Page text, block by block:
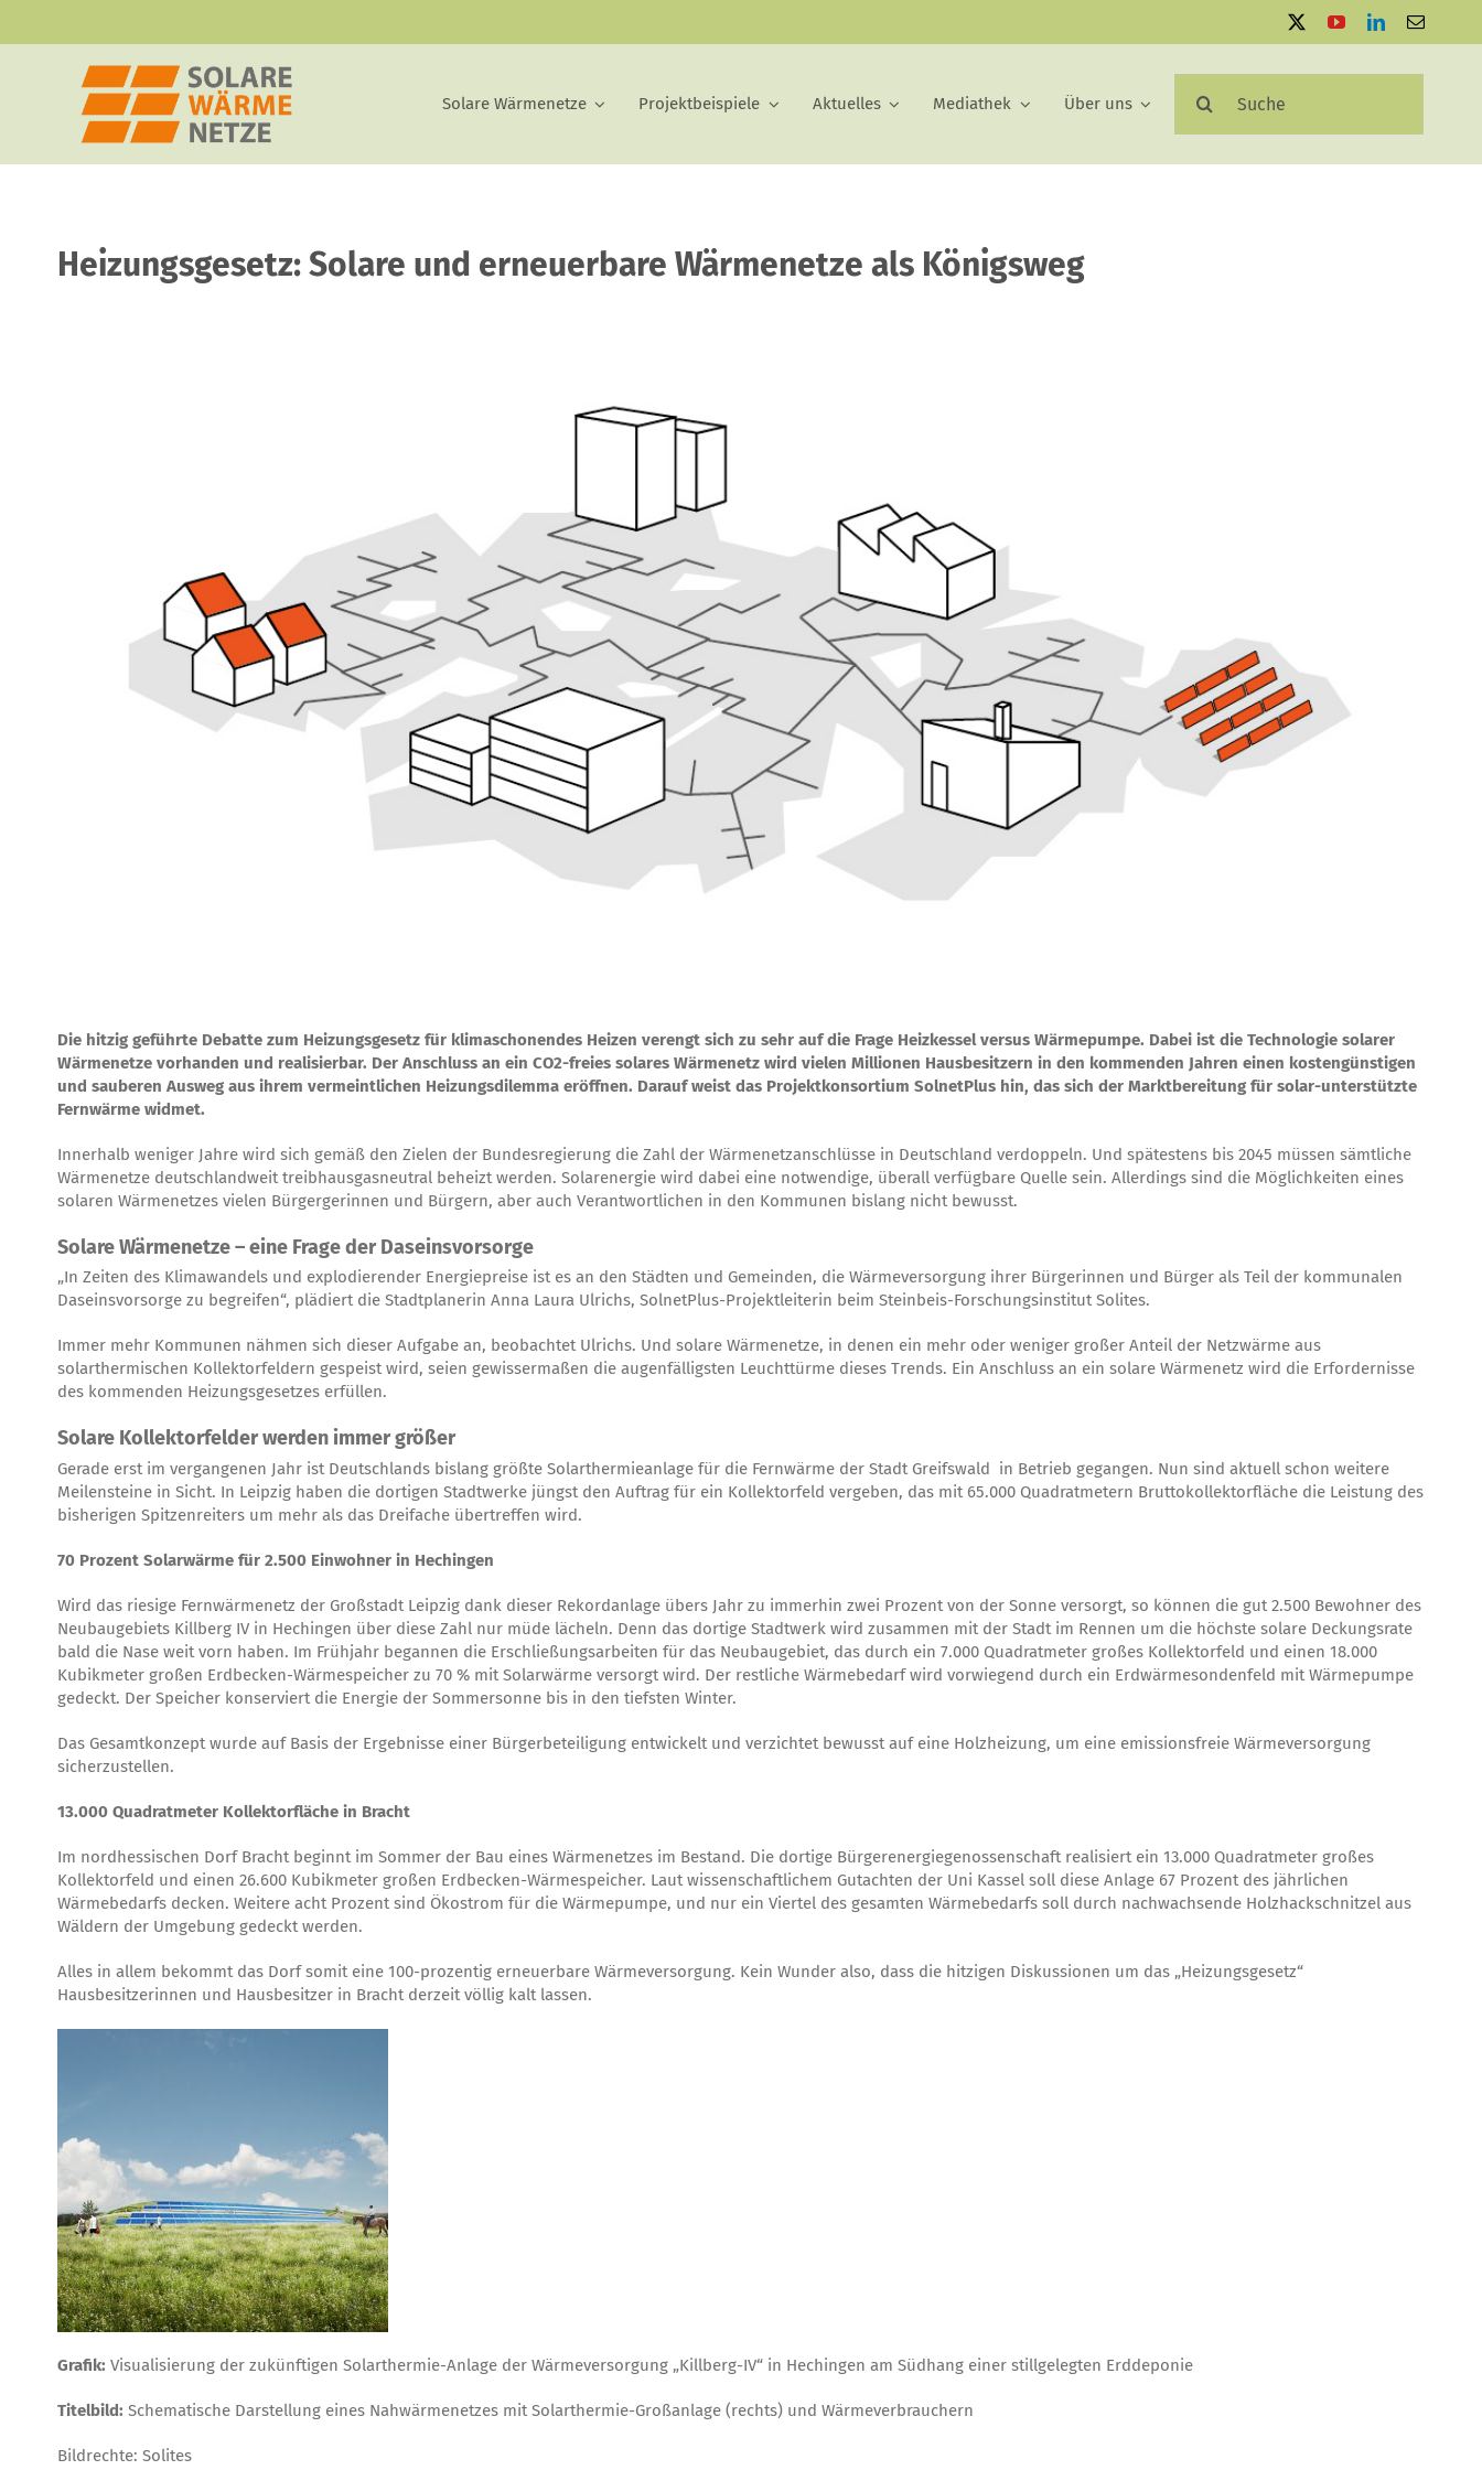
Solare Wärmenetze Projektbeispiele Aktuelles Mediathek Über uns
nach:
Heizungsgesetz: Solare und erneuerbare Wärmenetze als Königsweg
Die hitzig geführte Debatte zum Heizungsgesetz für klimaschonendes Heizen verengt sich zu sehr auf die Frage Heizkessel versus Wärmepumpe. Dabei ist die Technologie solarer
Wärmenetze vorhanden und realisierbar. Der Anschluss an ein CO2-freies solares Wärmenetz wird vielen Millionen Hausbesitzern in den kommenden Jahren einen kostengünstigen
und sauberen Ausweg aus ihrem vermeintlichen Heizungsdilemma eröffnen. Darauf weist das Projektkonsortium SolnetPlus hin, das sich der Marktbereitung für solar-unterstützte
Fernwärme widmet.
Innerhalb weniger Jahre wird sich gemäß den Zielen der Bundesregierung die Zahl der Wärmenetzanschlüsse in Deutschland verdoppeln. Und spätestens bis 2045 müssen sämtliche
Wärmenetze deutschlandweit treibhausgasneutral beheizt werden. Solarenergie wird dabei eine notwendige, überall verfügbare Quelle sein. Allerdings sind die Möglichkeiten eines
solaren Wärmenetzes vielen Bürgergerinnen und Bürgern, aber auch Verantwortlichen in den Kommunen bislang nicht bewusst.
Solare Wärmenetze – eine Frage der Daseinsvorsorge
„In Zeiten des Klimawandels und explodierender Energiepreise ist es an den Städten und Gemeinden, die Wärmeversorgung ihrer Bürgerinnen und Bürger als Teil der kommunalen
Daseinsvorsorge zu begreifen“, plädiert die Stadtplanerin Anna Laura Ulrichs, SolnetPlus-Projektleiterin beim Steinbeis-Forschungsinstitut Solites.
Immer mehr Kommunen nähmen sich dieser Aufgabe an, beobachtet Ulrichs. Und solare Wärmenetze, in denen ein mehr oder weniger großer Anteil der Netzwärme aus
solarthermischen Kollektorfeldern gespeist wird, seien gewissermaßen die augenfälligsten Leuchttürme dieses Trends. Ein Anschluss an ein solare Wärmenetz wird die Erfordernisse
des kommenden Heizungsgesetzes erfüllen.
Solare Kollektorfelder werden immer größer
Gerade erst im vergangenen Jahr ist Deutschlands bislang größte Solarthermieanlage für die Fernwärme der Stadt Greifswald in Betrieb gegangen. Nun sind aktuell schon weitere
Meilensteine in Sicht. In Leipzig haben die dortigen Stadtwerke jüngst den Auftrag für ein Kollektorfeld vergeben, das mit 65.000 Quadratmetern Bruttokollektorfläche die Leistung des
bisherigen Spitzenreiters um mehr als das Dreifache übertreffen wird.
70 Prozent Solarwärme für 2.500 Einwohner in Hechingen
Wird das riesige Fernwärmenetz der Großstadt Leipzig dank dieser Rekordanlage übers Jahr zu immerhin zwei Prozent von der Sonne versorgt, so können die gut 2.500 Bewohner des
Neubaugebiets Killberg IV in Hechingen über diese Zahl nur müde lächeln. Denn das dortige Stadtwerk wird zusammen mit der Stadt im Rennen um die höchste solare Deckungsrate
bald die Nase weit vorn haben. Im Frühjahr begannen die Erschließungsarbeiten für das Neubaugebiet, das durch ein 7.000 Quadratmeter großes Kollektorfeld und einen 18.000
Kubikmeter großen Erdbecken-Wärmespeicher zu 70 % mit Solarwärme versorgt wird. Der restliche Wärmebedarf wird vorwiegend durch ein Erdwärmesondenfeld mit Wärmepumpe
gedeckt. Der Speicher konserviert die Energie der Sommersonne bis in den tiefsten Winter.
Das Gesamtkonzept wurde auf Basis der Ergebnisse einer Bürgerbeteiligung entwickelt und verzichtet bewusst auf eine Holzheizung, um eine emissionsfreie Wärmeversorgung
sicherzustellen.
13.000 Quadratmeter Kollektorfläche in Bracht
Im nordhessischen Dorf Bracht beginnt im Sommer der Bau eines Wärmenetzes im Bestand. Die dortige Bürgerenergiegenossenschaft realisiert ein 13.000 Quadratmeter großes
Kollektorfeld und einen 26.600 Kubikmeter großen Erdbecken-Wärmespeicher. Laut wissenschaftlichem Gutachten der Uni Kassel soll diese Anlage 67 Prozent des jährlichen
Wärmebedarfs decken. Weitere acht Prozent sind Ökostrom für die Wärmepumpe, und nur ein Viertel des gesamten Wärmebedarfs soll durch nachwachsende Holzhackschnitzel aus
Wäldern der Umgebung gedeckt werden.
Alles in allem bekommt das Dorf somit eine 100-prozentig erneuerbare Wärmeversorgung. Kein Wunder also, dass die hitzigen Diskussionen um das „Heizungsgesetz“
Hausbesitzerinnen und Hausbesitzer in Bracht derzeit völlig kalt lassen.
Grafik: Visualisierung der zukünftigen Solarthermie-Anlage der Wärmeversorgung „Killberg-IV“ in Hechingen am Südhang einer stillgelegten Erddeponie
Titelbild: Schematische Darstellung eines Nahwärmenetzes mit Solarthermie-Großanlage (rechts) und Wärmeverbrauchern
Bildrechte: Solites